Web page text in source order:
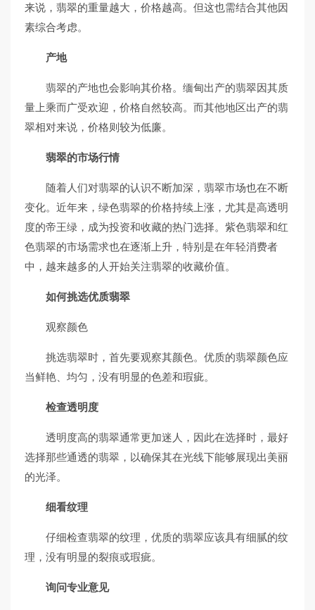
来说，翡翠的重量越大，价格越高。但这也需结合其他因
素综合考虑。
产地
翡翠的产地也会影响其价格。缅甸出产的翡翠因其质
量上乘而广受欢迎，价格自然较高。而其他地区出产的翡
翠相对来说，价格则较为低廉。
翡翠的市场行情
随着人们对翡翠的认识不断加深，翡翠市场也在不断
变化。近年来，绿色翡翠的价格持续上涨，尤其是高透明
度的帝王绿，成为投资和收藏的热门选择。紫色翡翠和红
色翡翠的市场需求也在逐渐上升，特别是在年轻消费者
中，越来越多的人开始关注翡翠的收藏价值。
如何挑选优质翡翠
观察颜色
挑选翡翠时，首先要观察其颜色。优质的翡翠颜色应
当鲜艳、均匀，没有明显的色差和瑕疵。
检查透明度
透明度高的翡翠通常更加迷人，因此在选择时，最好
选择那些通透的翡翠，以确保其在光线下能够展现出美丽
的光泽。
细看纹理
仔细检查翡翠的纹理，优质的翡翠应该具有细腻的纹
理，没有明显的裂痕或瑕疵。
询问专业意见